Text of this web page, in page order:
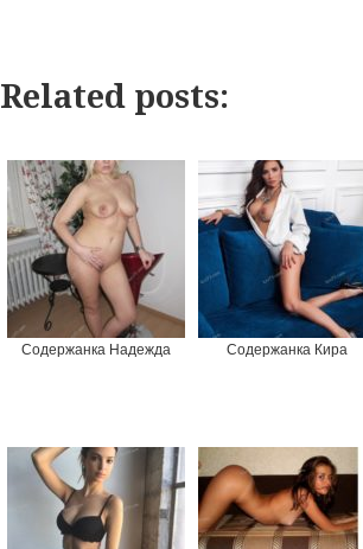
Related posts:
Содержанка Надежда Содержанка Кира